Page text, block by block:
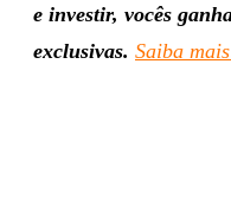
e investir, vocês
exclusivas. Saiba